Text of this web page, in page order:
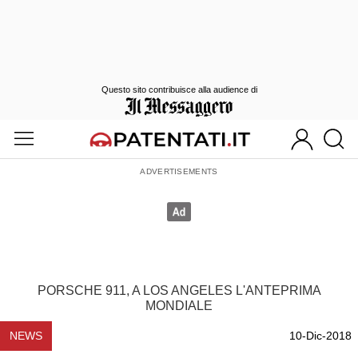
PORSCHE 911, A LOS ANGELES L'ANTEPRIMA
MONDIALE
NEWS 10-Dic-2018
Questo sito contribuisce alla audience di